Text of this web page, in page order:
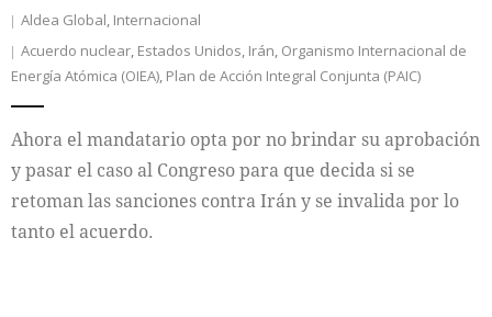
Aldea Global, Internacional
Acuerdo nuclear, Estados Unidos, Irán, Organismo Internacional de
Energía Atómica (OIEA), Plan de Acción Integral Conjunta (PAIC)
Ahora el mandatario opta por no brindar su aprobación
y pasar el caso al Congreso para que decida si se
retoman las sanciones contra Irán y se invalida por lo
tanto el acuerdo.